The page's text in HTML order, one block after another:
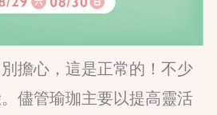
擔心，這是正常的！不少
儘管瑜珈主要以提高靈活